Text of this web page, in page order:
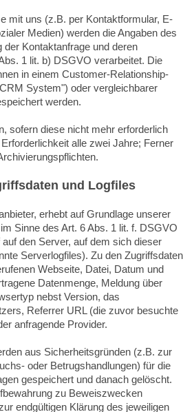
mit uns (z.B. per Kontaktformular, E-
Medien) werden die Angaben des
Kontaktanfrage und deren
1 lit. b) DSGVO verarbeitet. Die
in einem Customer-Relationship-
System") oder vergleichbarer
werden.
sofern diese nicht mehr erforderlich
alle zwei Jahre; Ferner
und Logfiles
erhebt auf Grundlage unserer
Sinne des Art. 6 Abs. 1 lit. f. DSGVO
den Server, auf dem sich dieser
Serverlogfiles). Zu den Zugriffsdaten
Webseite, Datei, Datum und
Datenmenge, Meldung über
nebst Version, das
Referrer URL (die zuvor besuchte
anfragende Provider.
aus Sicherheitsgründen (z.B. zur
oder Betrugshandlungen) für die
gespeichert und danach gelöscht.
zu Beweiszwecken
endgültigen Klärung des jeweiligen